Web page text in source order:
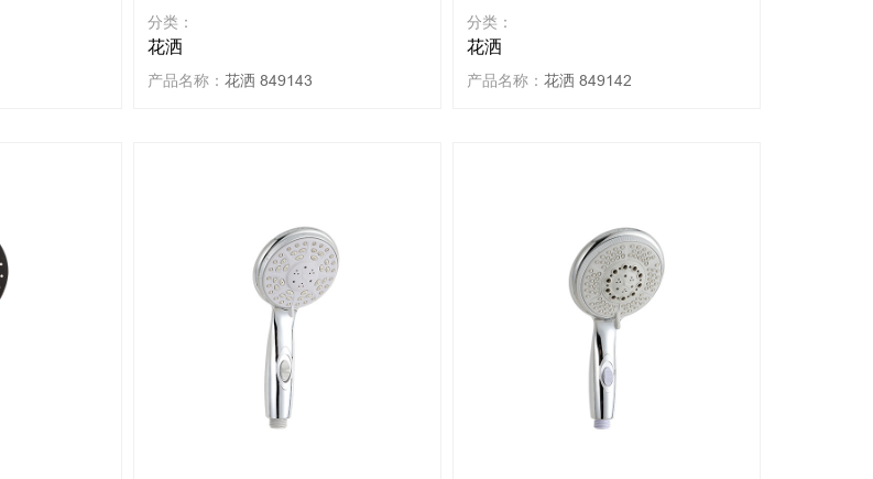
分类：
花洒
产品名称： 花洒 849143
分类：
花洒
产品名称： 花洒 849142